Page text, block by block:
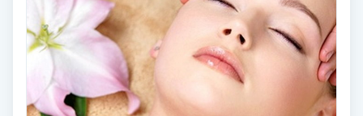
Hatha Yoga
Headspa
Healing